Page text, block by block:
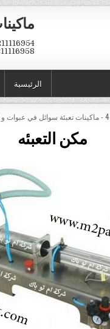
الرئيسية
POSTED IN
4 - ماكينات تعبئة سوائل في عبوات و اكياس
مكن التعبئه